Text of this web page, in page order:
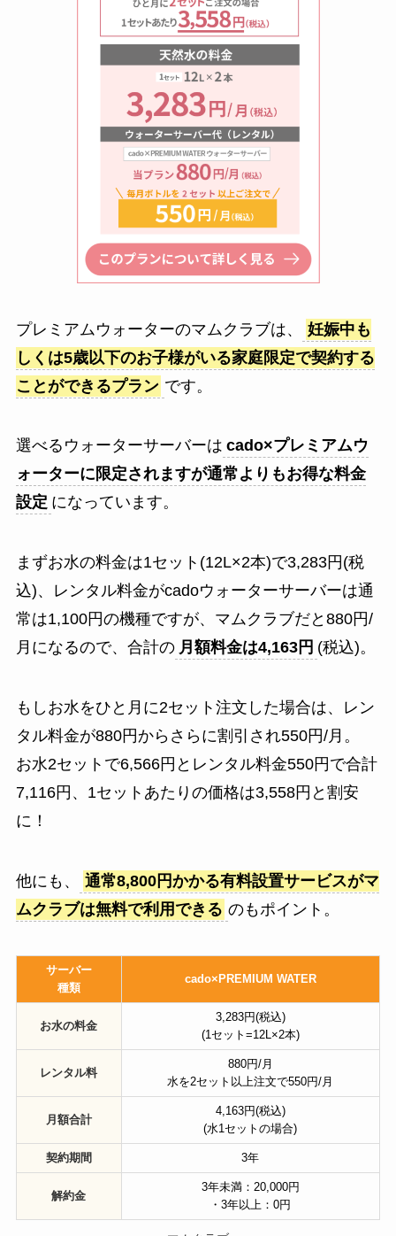
プレミアムウォーターのマムクラブは、
妊娠中も
しくは5歳以下のお子様がいる家庭限定で契約する
ことができるプラン です。
選べるウォーターサーバーは cado×プレミアムウ
ォーターに限定されますが通常よりもお得な料金
設定 になっています。
まずお水の料金は1セット(12L×2本)で3,283円(税
込)、レンタル料金がcadoウォーターサーバーは通
常は1,100円の機種ですが、マムクラブだと880円/
月になるので、合計の 月額料金は4,163円 (税込)。
もしお水をひと月に2セット注文した場合は、レン
タル料金が880円からさらに割引され550円/月。
お水2セットで6,566円とレンタル料金550円で合計
7,116円、1セットあたりの価格は3,558円と割安
に！
他にも、
通常8,800円かかる有料設置サービスがマ
ムクラブは無料で利用できる のもポイント。
サーバー
種類
cado×PREMIUM WATER
お水の料金
3,283円(税込)
(1セット=12L×2本)
レンタル料
880円/月
水を2セット以上注文で550円/月
月額合計
4,163円(税込)
(水1セットの場合)
契約期間 3年
解約金
3年未満：20,000円
・3年以上：0円